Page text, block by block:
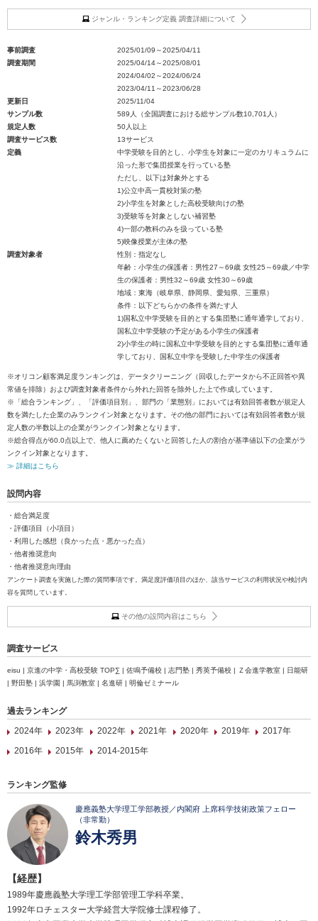
ジャンル・ランキング定義 調査詳細について
事前調査
2025/01/09～2025/04/11
調査期間
2025/04/14～2025/08/01
2024/04/02～2024/06/24
2023/04/11～2023/06/28
更新日
2025/11/04
サンプル数
589人（全国調査における総サンプル数10,701人）
規定人数
50人以上
調査サービス数
13サービス
定義
中学受験を目的とし、小学生を対象に一定のカリキュラムに
沿った形で集団授業を行っている塾
ただし、以下は対象外とする
1)公立中高一貫校対策の塾
2)小学生を対象とした高校受験向けの塾
3)受験等を対象としない補習塾
4)一部の教科のみを扱っている塾
5)映像授業が主体の塾
調査対象者
性別：指定なし
年齢：小学生の保護者：男性27～69歳 女性25～69歳／中学
生の保護者：男性32～69歳 女性30～69歳
地域：東海（岐阜県、静岡県、愛知県、三重県）
条件：以下どちらかの条件を満たす人
1)国私立中学受験を目的とする集団塾に通年通学しており、
国私立中学受験の予定がある小学生の保護者
2)小学生の時に国私立中学受験を目的とする集団塾に通年通
学しており、国私立中学を受験した中学生の保護者
※オリコン顧客満足度ランキングは、データクリーニング（回収したデータから不正回答や異
常値を排除）および調査対象者条件から外れた回答を除外した上で作成しています。
※「総合ランキング」、「評価項目別」、部門の「業態別」においては有効回答者数が規定人
数を満たした企業のみランクイン対象となります。その他の部門においては有効回答者数が規
定人数の半数以上の企業がランクイン対象となります。
※総合得点が60.0点以上で、他人に薦めたくないと回答した人の割合が基準値以下の企業がラ
ンクイン対象となります。
≫ 詳細はこちら
設問内容
・総合満足度
・評価項目（小項目）
・利用した感想（良かった点・悪かった点）
・他者推奨意向
・他者推奨意向理由
アンケート調査を実施した際の質問事項です。満足度評価項目のほか、該当サービスの利用状況や検討内
容を質問しています。
その他の設問内容はこちら
調査サービス
eisu | 京進の中学・高校受験 TOP∑ | 佐鳴予備校 | 志門塾 | 秀英予備校 | Ｚ会進学教室 | 日能研
| 野田塾 | 浜学園 | 馬渕教室 | 名進研 | 明倫ゼミナール
過去ランキング
2024年
2023年 2022年 2021年 2020年 2019年
2017年
2016年
2015年 2014-2015年
ランキング監修
慶應義塾大学理工学部教授／内閣府 上席科学技術政策フェロー
（非常勤）
鈴木秀男
【経歴】
1989年慶應義塾大学理工学部管理工学科卒業。
1992年ロチェスター大学経営大学院修士課程修了。